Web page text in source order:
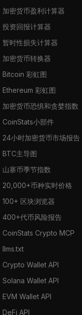
加密货币盈利计算器
投资回报计算器
暂时性损失计算器
加密货币转换器
Bitcoin 彩虹图
Ethereum 彩虹图
加密货币恐惧和贪婪指数
CoinStats小部件
24小时加密货币市场报告
BTC主导图
山寨币季节指数
20,000+币种实时价格
100+ 区块浏览器
400+代币风险报告
CoinStats Crypto MCP
llms.txt
Crypto Wallet API
Solana Wallet API
EVM Wallet API
DeFi API